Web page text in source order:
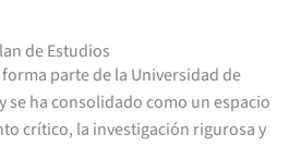
de Estudios
parte de la Universidad de
se ha consolidado como un espacio
crítico, la investigación rigurosa y